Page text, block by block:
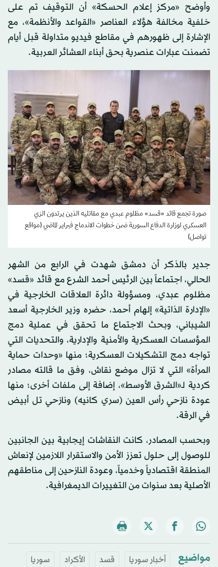
وأوضح «مركز إعلام الحسكة» أن التوقيف تم على
خلفية مخالفة هؤلاء العناصر «القواعد والأنظمة»، مع
الإشارة إلى ظهورهم في مقاطع فيديو متداولة قبل أيام
تضمنت عبارات عنصرية بحق أبناء العشائر العربية.
صورة تجمع قائد «قسد» مظلوم عبدي مع مقاتليه الذين يرتدون الزي
العسكري لوزارة الدفاع السورية ضمن خطوات الاندماج فبراير الماضي (مواقع
تواصل)
جدير بالذكر أن دمشق شهدت في الرابع من الشهر
الحالي، اجتماعاً بين الرئيس أحمد الشرع مع قائد «قسد»
مظلوم عبدي، ومسؤولة دائرة العلاقات الخارجية في
«الإدارة الذاتية» إلهام أحمد، حضره وزير الخارجية أسعد
الشيباني، وبحث الاجتماع ما تحقق في عملية دمج
المؤسسات العسكرية والأمنية والإدارية، والتحديات التي
تواجه دمج التشكيلات العسكرية؛ منها «وحدات حماية
المرأة» التي لا تزال موضع نقاش، وفق ما قالته مصادر
كردية لـ«الشرق الأوسط»، إضافة إلى ملفات أخرى؛ منها
عودة نازحي رأس العين (سري كانيه) ونازحي تل أبيض
في الرقة.
وبحسب المصادر، كانت النقاشات إيجابية بين الجانبين
للوصول إلى حلول تعزز الأمن والاستقرار اللازمين لإنعاش
المنطقة اقتصادياً وخدمياً، وعودة النازحين إلى مناطقهم
الأصلية بعد سنوات من التغييرات الديمغرافية.
مواضيع أخبار سوريا قسد الأكراد سوريا